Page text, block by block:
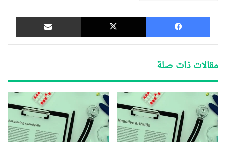
فيسبوك ‫X
مقالات ذات صلة